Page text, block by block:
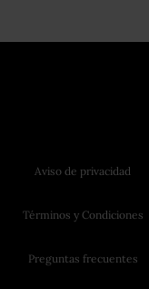
Aviso de privacidad
Términos y Condiciones
Preguntas frecuentes